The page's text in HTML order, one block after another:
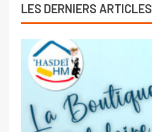
LES DERNIERS ARTICLES